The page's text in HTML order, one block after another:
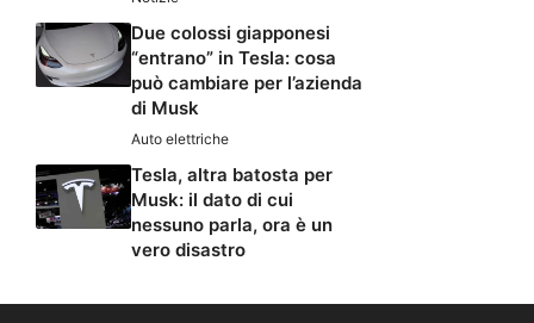
Due colossi giapponesi
“entrano” in Tesla: cosa
può cambiare per l’azienda
di Musk
Auto elettriche
Tesla, altra batosta per
Musk: il dato di cui
nessuno parla, ora è un
vero disastro